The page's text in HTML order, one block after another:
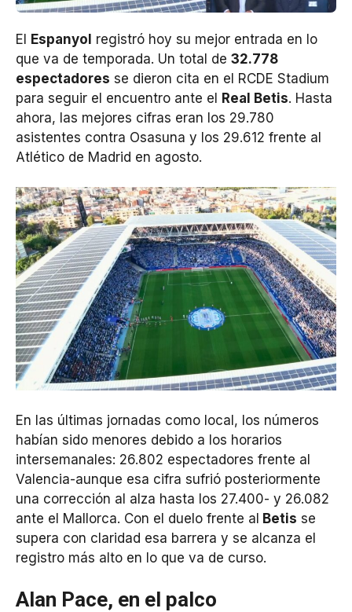
El Espanyol registró hoy su mejor entrada en lo
que va de temporada. Un total de 32.778
espectadores se dieron cita en el RCDE Stadium
para seguir el encuentro ante el Real Betis. Hasta
ahora, las mejores cifras eran los 29.780
asistentes contra Osasuna y los 29.612 frente al
Atlético de Madrid en agosto.
En las últimas jornadas como local, los números
habían sido menores debido a los horarios
intersemanales: 26.802 espectadores frente al
Valencia-aunque esa cifra sufrió posteriormente
una corrección al alza hasta los 27.400- y 26.082
ante el Mallorca. Con el duelo frente al Betis se
supera con claridad esa barrera y se alcanza el
registro más alto en lo que va de curso.
Alan Pace, en el palco